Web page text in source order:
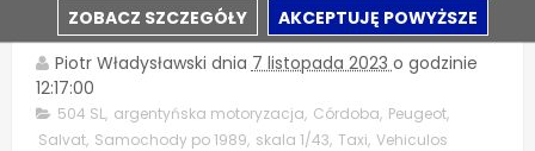
a
Peugeot 504 SL - Taxi Córdoba
Piotr Władysławski dnia 7 listopada 2023 o godzinie
12:17:00
504 SL, argentyńska motoryzacja, Córdoba, Peugeot,
Salvat, Samochody po 1989, skala 1/43, Taxi, Vehiculos
ZOBACZ SZCZEGÓŁY AKCEPTUJĘ POWYŻSZE